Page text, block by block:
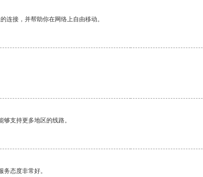
连接，并帮助你在网络上自由移动。
支持更多地区的线路。
态度非常好。